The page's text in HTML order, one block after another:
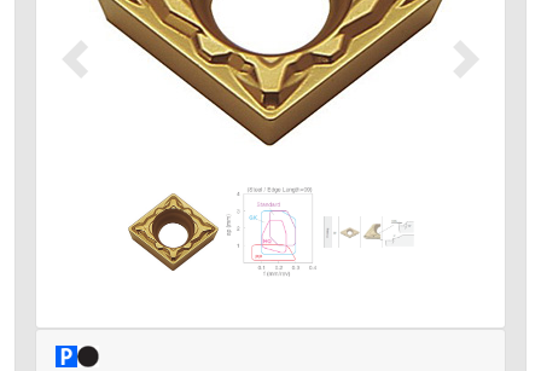
Précédent Suivant